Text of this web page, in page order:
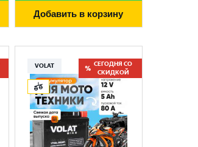
Добавить в корзину
VOLAT
СЕГОДНЯ СО
СКИДКОЙ